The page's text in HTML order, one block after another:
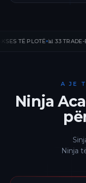
TË PLOTË 📊 33 TRADE-E TË
A JE
Ninja
Ninja